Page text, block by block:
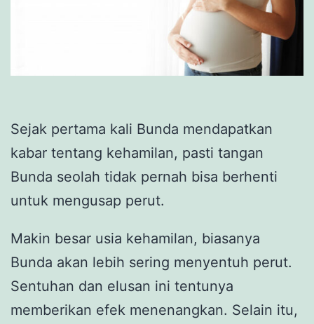
Sejak pertama kali Bunda mendapatkan
kabar tentang kehamilan, pasti tangan
Bunda seolah tidak pernah bisa berhenti
untuk mengusap perut.
Makin besar usia kehamilan, biasanya
Bunda akan lebih sering menyentuh perut.
Sentuhan dan elusan ini tentunya
memberikan efek menenangkan. Selain itu,